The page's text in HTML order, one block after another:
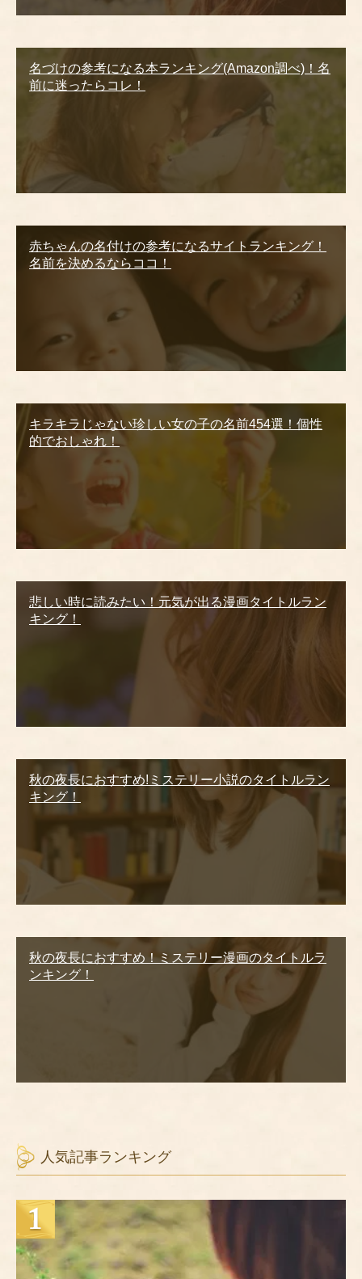
名づけの参考になる本ランキング(Amazon調べ)！名
前に迷ったらコレ！
赤ちゃんの名付けの参考になるサイトランキング！
名前を決めるならココ！
キラキラじゃない珍しい女の子の名前454選！個性
的でおしゃれ！
悲しい時に読みたい！元気が出る漫画タイトルラン
キング！
秋の夜長におすすめ!ミステリー小説のタイトルラン
キング！
秋の夜長におすすめ！ミステリー漫画のタイトルラ
ンキング！
人気記事ランキング